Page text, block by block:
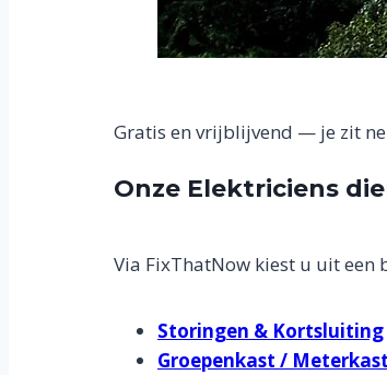
Gratis en vrijblijvend — je zit
Onze Elektriciens
Via FixThatNow kiest u uit
Storingen & Kortsluiting
Groepenkast /